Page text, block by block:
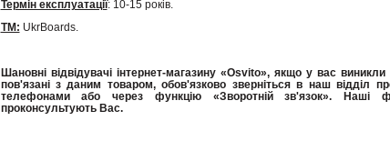
Термін експлуатації: 10-15 років.
ТМ: UkrBoards.
Шановні відвідувачі інтернет-магазину «Osvito», якщо у вас виникли
пов'язані з даним товаром, обов'язково зверніться в наш відділ
телефонами або через функцію «Зворотній зв'язок». Наші
проконсультують Вас.